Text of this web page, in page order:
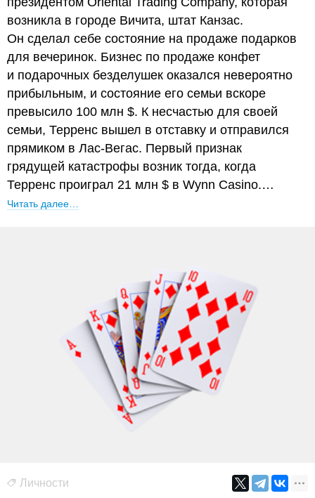
возникла в городе Вичита, штат Канзас.
Он сделал себе состояние на продаже подарков
для вечеринок. Бизнес по продаже конфет
и подарочных безделушек оказался невероятно
прибыльным, и состояние его семьи вскоре
превысило 100 млн $. К несчастью для своей
семьи, Терренс вышел в отставку и отправился
прямиком в Лас-Вегас. Первый признак
грядущей катастрофы возник тогда, когда
Терренс проиграл 21 млн $ в Wynn Casino.…
Читать далее…
Личности